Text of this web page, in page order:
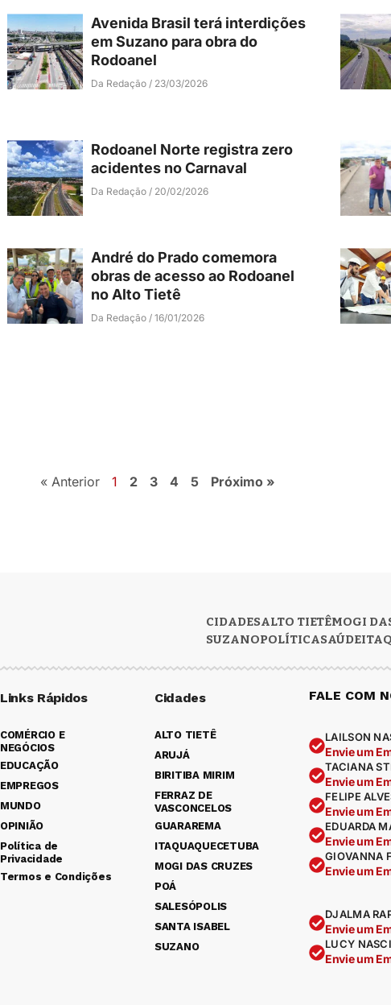
Avenida Brasil terá interdições
em Suzano para obra do
Rodoanel
Da Redação 23/03/2026
Rodoanel Norte registra zero
acidentes no Carnaval
Da Redação 20/02/2026
André do Prado comemora
obras de acesso ao Rodoanel
no Alto Tietê
Da Redação 16/01/2026
« Anterior 1 2 3 4 5 Próximo »
CIDADESALTO TIETÊMOGI
SUZANOPOLÍTICASAÚDE
Links Rápidos
COMÉRCIO E
NEGÓCIOS
EDUCAÇÃO
EMPREGOS
MUNDO
OPINIÃO
Política de
Privacidade
Termos e Condições
Cidades
ALTO TIETÊ
ARUJÁ
BIRITIBA MIRIM
FERRAZ DE
VASCONCELOS
GUARAREMA
ITAQUAQUECETUBA
MOGI DAS CRUZES
POÁ
SALESÓPOLIS
SANTA ISABEL
SUZANO
FALE COM
LAILSON
Envie um
TACIANA
Envie um
FELIPE
Envie um
EDUARDA
Envie um
GIOVANNA
Envie um
DJALMA
Envie um
LUCY
Envie um